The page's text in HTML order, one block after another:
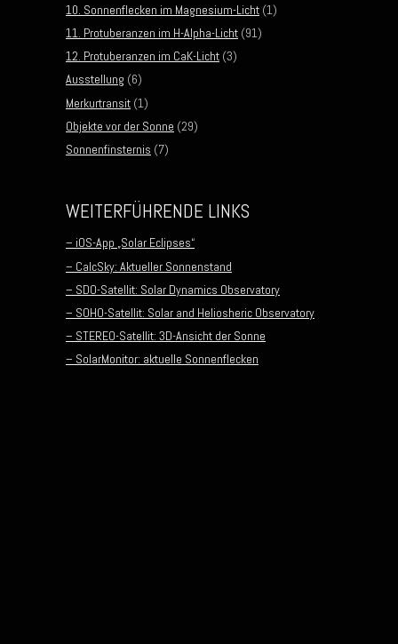
10. Sonnenflecken im Magnesium-Licht (1)
11. Protuberanzen im H-Alpha-Licht (91)
12. Protuberanzen im CaK-Licht (3)
Ausstellung (6)
Merkurtransit (1)
Objekte vor der Sonne (29)
Sonnenfinsternis (7)
WEITERFÜHRENDE LINKS
– iOS-App „Solar Eclipses“
– CalcSky: Aktueller Sonnenstand
– SDO-Satellit: Solar Dynamics Observatory
– SOHO-Satellit: Solar and Heliosheric Observatory
– STEREO-Satellit: 3D-Ansicht der Sonne
– SolarMonitor: aktuelle Sonnenflecken